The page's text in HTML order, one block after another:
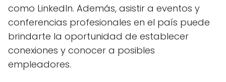
como LinkedIn. Además, asistir a eventos y
conferencias profesionales en el país puede
brindarte la oportunidad de establecer
conexiones y conocer a posibles
empleadores.